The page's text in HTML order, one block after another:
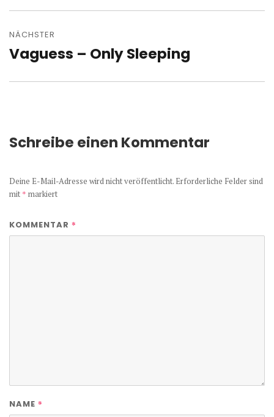
NÄCHSTER
Nächster
Vaguess – Only Sleeping
Schreibe einen Kommentar
Deine E-Mail-Adresse wird nicht veröffentlicht. Erforderliche Felder sind
mit * markiert
KOMMENTAR *
NAME *